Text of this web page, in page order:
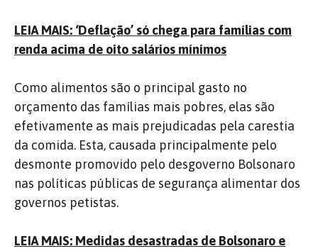
LEIA MAIS: ‘Deflação’ só chega para famílias com
renda acima de oito salários mínimos
Como alimentos são o principal gasto no
orçamento das famílias mais pobres, elas são
efetivamente as mais prejudicadas pela carestia
da comida. Esta, causada principalmente pelo
desmonte promovido pelo desgoverno Bolsonaro
nas políticas públicas de segurança alimentar dos
governos petistas.
LEIA MAIS: Medidas desastradas de Bolsonaro e